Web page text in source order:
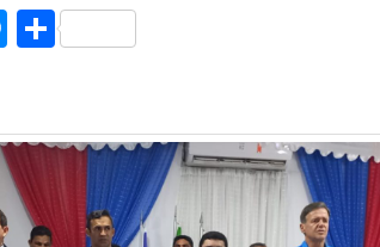
Messenger
Share